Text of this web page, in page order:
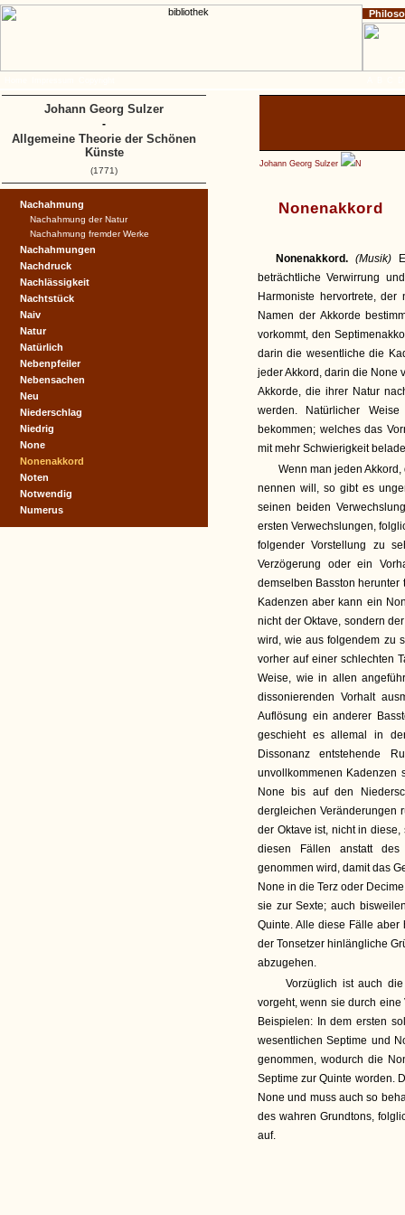
Johann Georg Sulzer N
Nonenakkord
Nonenakkord. (Musik)
beträchtliche Verwirrung
Harmoniste hervortrete,
Namen der Akkorde
vorkommt, den
darin die wesentliche die
jeder Akkord, darin die None
Akkorde, die ihrer Natur
werden. Natürlicher
bekommen; welches das
mit mehr Schwierigkeit
Wenn man jeden
nennen will, so gibt es
seinen beiden
ersten Verwechslungen,
folgender Vorstellung zu
Verzögerung oder ein
demselben Basston herunter
Kadenzen aber kann ein
nicht der Oktave, sondern
wird, wie aus folgendem zu
vorher auf einer schlechten
Weise, wie in allen
dissonierenden Vorhalt
Auflösung ein anderer
geschieht es allemal in
Dissonanz entstehende
unvollkommenen Kadenzen
None bis auf den
dergleichen Veränderungen
der Oktave ist, nicht in
diesen Fällen anstatt des
genommen wird, damit das
None in die Terz oder
sie zur Sexte; auch
Quinte. Alle diese Fälle aber
der Tonsetzer hinlängliche
abzugehen.
Vorzüglich ist auch
vorgeht, wenn sie durch
Beispielen: In dem ersten
wesentlichen Septime und
genommen, wodurch die
Septime zur Quinte worden.
None und muss auch so
des wahren Grundtons,
auf.
Nachahmung
Nachahmung der Natur
Nachahmung fremder Werke
Nachahmungen
Nachdruck
Nachlässigkeit
Nachtstück
Naiv
Natur
Natürlich
Nebenpfeiler
Nebensachen
Neu
Niederschlag
Niedrig
None
Nonenakkord
Noten
Notwendig
Numerus
Johann Georg Sulzer
-
Allgemeine Theorie der Schönen
Künste
(1771)